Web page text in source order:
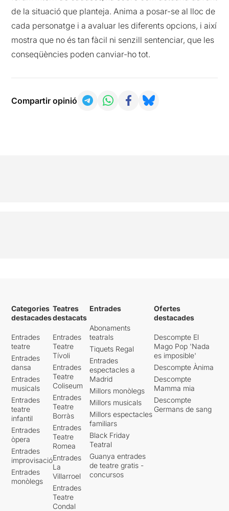
de la situació que planteja. Anima a posar-se al lloc de
cada personatge i a avaluar les diferents opcions, i així
mostra que no és tan fàcil ni senzill sentenciar, que les
conseqüències poden canviar-ho tot.
Compartir opinió
Categories
destacades
Entrades
teatre
Entrades
dansa
Entrades
musicals
Entrades
teatre
infantil
Entrades
òpera
Entrades
improvisació
Entrades
monòlegs
Teatres
destacats
Entrades
Teatre
Tívoli
Entrades
Teatre
Coliseum
Entrades
Teatre
Borràs
Entrades
Teatre
Romea
Entrades
La
Villarroel
Entrades
Teatre
Condal
Entrades
Abonaments
teatrals
Tiquets Regal
Entrades
espectacles a
Madrid
Millors monòlegs
Millors musicals
Millors espectacles
familiars
Black Friday
Teatral
Guanya entrades
de teatre gratis -
concursos
Ofertes
destacades
Descompte El
Mago Pop 'Nada
es imposible'
Descompte Ànima
Descompte
Mamma mia
Descompte
Germans de sang